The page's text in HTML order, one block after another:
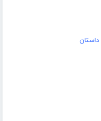
داستان